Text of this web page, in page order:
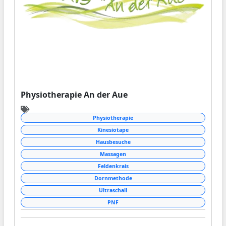
Physiotherapie An der Aue
Physiotherapie
Kinesiotape
Hausbesuche
Massagen
Feldenkrais
Dornmethode
Ultraschall
PNF